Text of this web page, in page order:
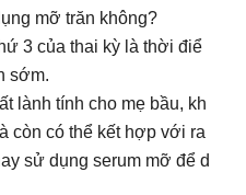
mỡ trăn không?
3 của thai kỳ là thời điể
sớm.
lành tính cho mẹ bầu, kh
còn có thể kết hợp với ra
sử dụng serum mỡ để d